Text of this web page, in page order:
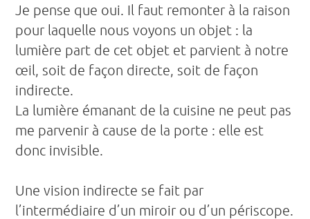
Je pense que oui. Il faut remonter à la raison
pour laquelle nous voyons un objet : la
lumière part de cet objet et parvient à notre
œil, soit de façon directe, soit de façon
indirecte.
La lumière émanant de la cuisine ne peut pas
me parvenir à cause de la porte : elle est
donc invisible.
Une vision indirecte se fait par
l’intermédiaire d’un miroir ou d’un périscope.